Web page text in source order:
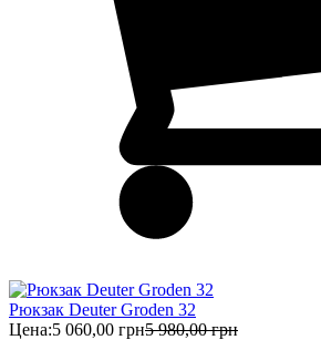
Рюкзак Deuter Groden 32
Цена:5 060,00 грн5 980,00 грн